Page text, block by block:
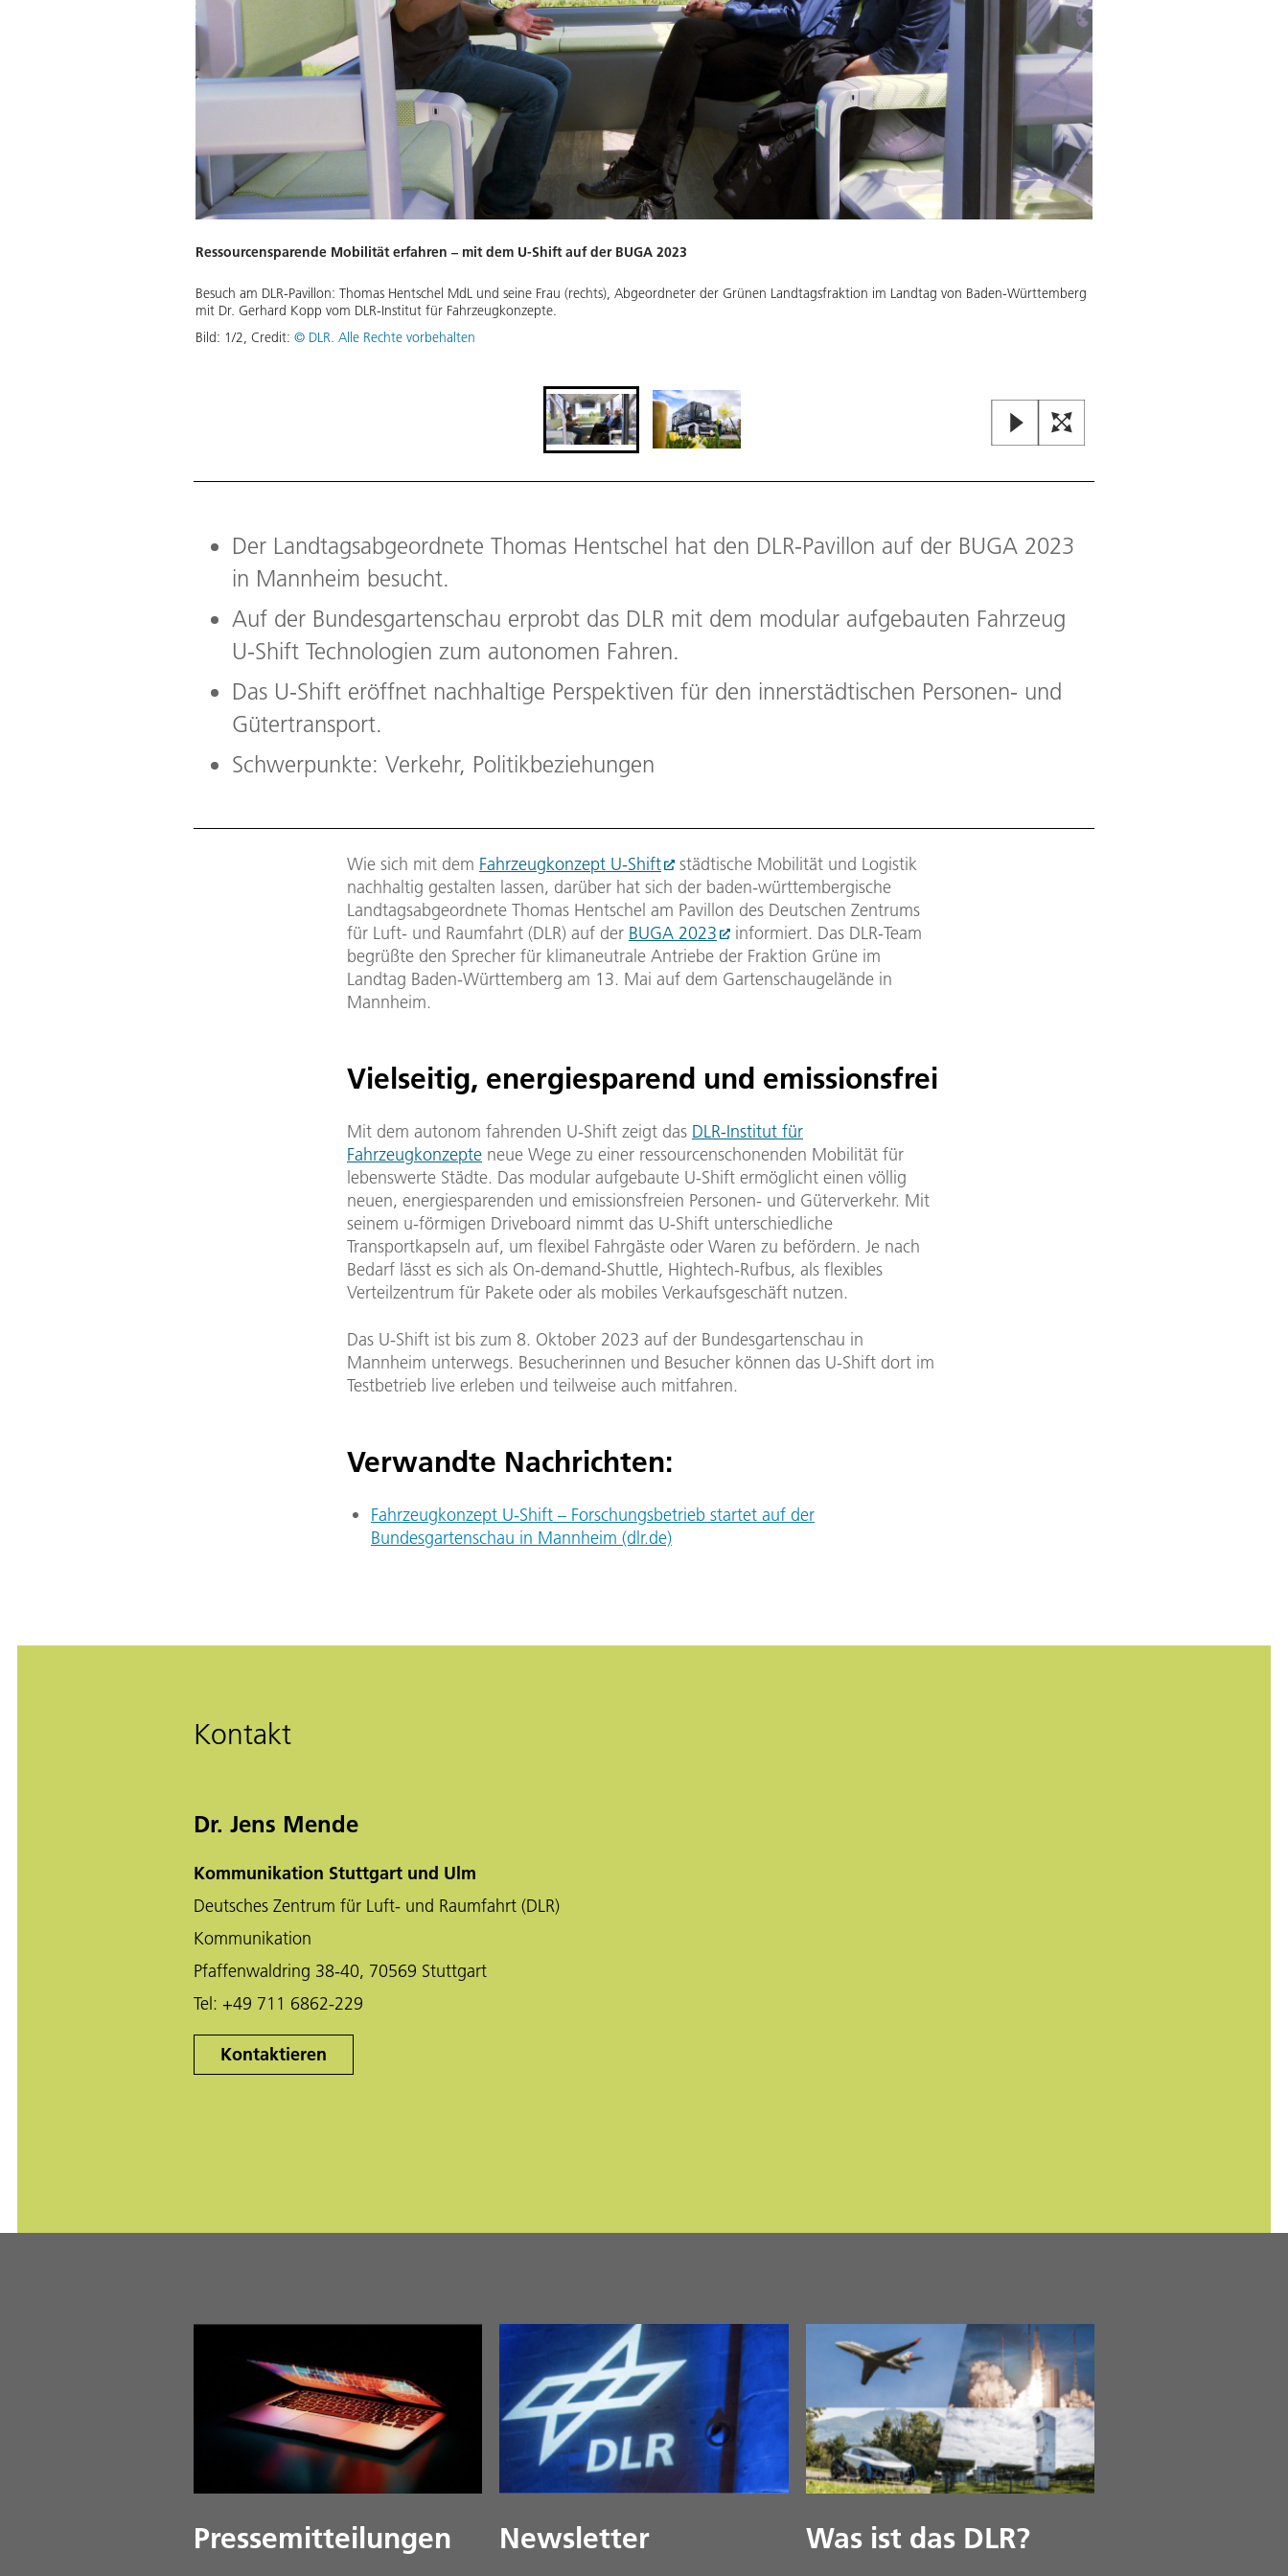
Ressourcensparende Mobilität erfahren – mit dem U-Shift auf der BUGA 2023
Besuch am DLR-Pavillon: Thomas Hentschel MdL und seine Frau (rechts), Abgeordneter der Grünen Landtagsfraktion im Landtag von Baden-Württemberg
mit Dr. Gerhard Kopp vom DLR-Institut für Fahrzeugkonzepte.
Bild: 1/2, Credit:© DLR. Alle Rechte vorbehalten
Der Landtagsabgeordnete Thomas Hentschel hat den DLR-Pavillon auf der BUGA 2023
in Mannheim besucht.
Auf der Bundesgartenschau erprobt das DLR mit dem modular aufgebauten Fahrzeug
U-Shift Technologien zum autonomen Fahren.
Das U-Shift eröffnet nachhaltige Perspektiven für den innerstädtischen Personen- und
Gütertransport.
Schwerpunkte: Verkehr, Politikbeziehungen
Wie sich mit dem Fahrzeugkonzept U-Shift
städtische Mobilität und Logistik
nachhaltig gestalten lassen, darüber hat sich der baden-württembergische
Landtagsabgeordnete Thomas Hentschel am Pavillon des Deutschen Zentrums
für Luft- und Raumfahrt (DLR) auf der BUGA 2023
informiert. Das DLR-Team
begrüßte den Sprecher für klimaneutrale Antriebe der Fraktion Grüne im
Landtag Baden-Württemberg am 13. Mai auf dem Gartenschaugelände in
Mannheim.
Vielseitig, energiesparend und emissionsfrei
Mit dem autonom fahrenden U-Shift zeigt das DLR-Institut für
Fahrzeugkonzepte neue Wege zu einer ressourcenschonenden Mobilität für
lebenswerte Städte. Das modular aufgebaute U-Shift ermöglicht einen völlig
neuen, energiesparenden und emissionsfreien Personen- und Güterverkehr. Mit
seinem u-förmigen Driveboard nimmt das U-Shift unterschiedliche
Transportkapseln auf, um flexibel Fahrgäste oder Waren zu befördern. Je nach
Bedarf lässt es sich als On-demand-Shuttle, Hightech-Rufbus, als flexibles
Verteilzentrum für Pakete oder als mobiles Verkaufsgeschäft nutzen.
Das U-Shift ist bis zum 8. Oktober 2023 auf der Bundesgartenschau in
Mannheim unterwegs. Besucherinnen und Besucher können das U-Shift dort im
Testbetrieb live erleben und teilweise auch mitfahren.
Verwandte Nachrichten:
Fahrzeugkonzept U-Shift – Forschungsbetrieb startet auf der
Bundesgartenschau in Mannheim (dlr.de)
Kontakt
Dr. Jens Mende
Kommunikation Stuttgart und Ulm
Deutsches Zentrum für Luft- und Raumfahrt (DLR)
Kommunikation
Pfaffenwaldring 38-40, 70569 Stuttgart
Tel: +49 711 6862-229
Kontaktieren
Pressemitteilungen Newsletter Was ist das DLR?